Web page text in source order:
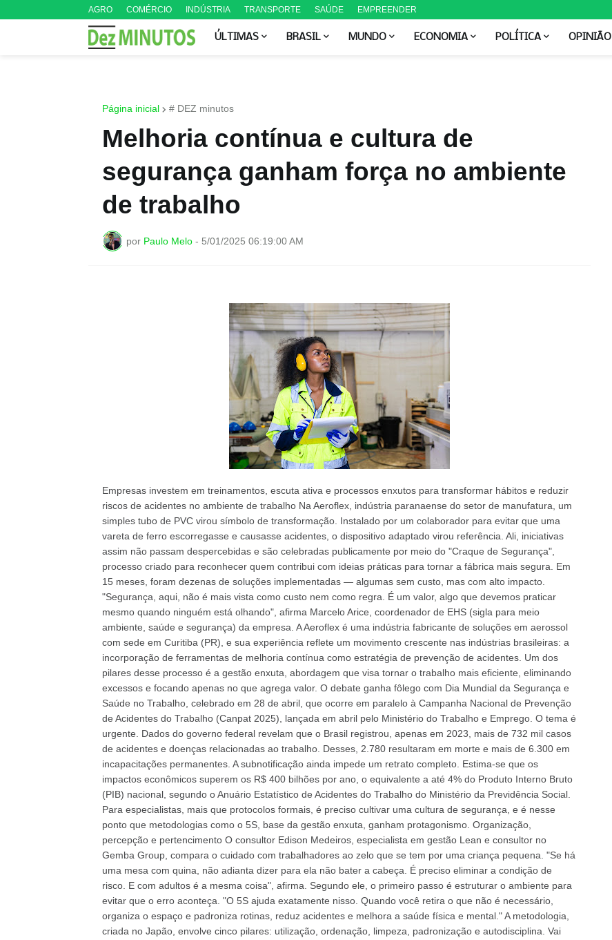
AGRO COMÉRCIO INDÚSTRIA TRANSPORTE SAÚDE EMPREENDER
ÚLTIMAS BRASIL MUNDO ECONOMIA POLÍTICA OPINIÃO
Página inicial # DEZ minutos
Melhoria contínua e cultura de
segurança ganham força no ambiente
de trabalho
por Paulo Melo - 5/01/2025 06:19:00 AM
Empresas investem em treinamentos, escuta ativa e processos enxutos para transformar hábitos e reduzir
riscos de acidentes no ambiente de trabalho Na Aeroflex, indústria paranaense do setor de manufatura, um
simples tubo de PVC virou símbolo de transformação. Instalado por um colaborador para evitar que uma
vareta de ferro escorregasse e causasse acidentes, o dispositivo adaptado virou referência. Ali, iniciativas
assim não passam despercebidas e são celebradas publicamente por meio do "Craque de Segurança",
processo criado para reconhecer quem contribui com ideias práticas para tornar a fábrica mais segura. Em
15 meses, foram dezenas de soluções implementadas — algumas sem custo, mas com alto impacto.
"Segurança, aqui, não é mais vista como custo nem como regra. É um valor, algo que devemos praticar
mesmo quando ninguém está olhando", afirma Marcelo Arice, coordenador de EHS (sigla para meio
ambiente, saúde e segurança) da empresa. A Aeroflex é uma indústria fabricante de soluções em aerossol
com sede em Curitiba (PR), e sua experiência reflete um movimento crescente nas indústrias brasileiras: a
incorporação de ferramentas de melhoria contínua como estratégia de prevenção de acidentes. Um dos
pilares desse processo é a gestão enxuta, abordagem que visa tornar o trabalho mais eficiente, eliminando
excessos e focando apenas no que agrega valor. O debate ganha fôlego com Dia Mundial da Segurança e
Saúde no Trabalho, celebrado em 28 de abril, que ocorre em paralelo à Campanha Nacional de Prevenção
de Acidentes do Trabalho (Canpat 2025), lançada em abril pelo Ministério do Trabalho e Emprego. O tema é
urgente. Dados do governo federal revelam que o Brasil registrou, apenas em 2023, mais de 732 mil casos
de acidentes e doenças relacionadas ao trabalho. Desses, 2.780 resultaram em morte e mais de 6.300 em
incapacitações permanentes. A subnotificação ainda impede um retrato completo. Estima-se que os
impactos econômicos superem os R$ 400 bilhões por ano, o equivalente a até 4% do Produto Interno Bruto
(PIB) nacional, segundo o Anuário Estatístico de Acidentes do Trabalho do Ministério da Previdência Social.
Para especialistas, mais que protocolos formais, é preciso cultivar uma cultura de segurança, e é nesse
ponto que metodologias como o 5S, base da gestão enxuta, ganham protagonismo. Organização,
percepção e pertencimento O consultor Edison Medeiros, especialista em gestão Lean e consultor no
Gemba Group, compara o cuidado com trabalhadores ao zelo que se tem por uma criança pequena. "Se há
uma mesa com quina, não adianta dizer para ela não bater a cabeça. É preciso eliminar a condição de
risco. E com adultos é a mesma coisa", afirma. Segundo ele, o primeiro passo é estruturar o ambiente para
evitar que o erro aconteça. "O 5S ajuda exatamente nisso. Quando você retira o que não é necessário,
organiza o espaço e padroniza rotinas, reduz acidentes e melhora a saúde física e mental." A metodologia,
criada no Japão, envolve cinco pilares: utilização, ordenação, limpeza, padronização e autodisciplina. Vai